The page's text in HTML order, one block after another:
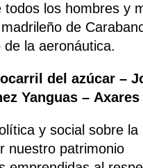
los hombres y
de
la aeronáutica.
del azúcar –
Yanguas – Axares
y social sobre la
nuestro patrimonio